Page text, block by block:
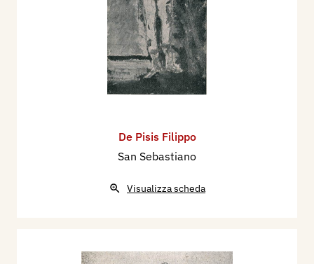
De Pisis Filippo
San Sebastiano
Visualizza scheda